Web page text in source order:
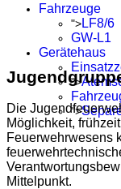
Fahrzeuge
">LF8/6
GW-L1
Gerätehaus
">
">
Die
Möglichkeit,
Feuerwehrwesens
Mittelpunkt.